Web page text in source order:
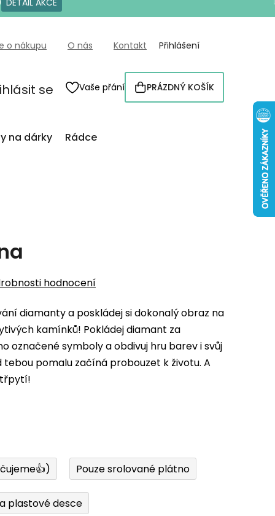
DETAIL AKCE
o nákupu O nás Kontakt Přihlášení
se Vaše přání
NÁKUPNÍ
KOŠÍK
PRÁZDNÝ KOŠÍK
na dárky Rádce
hodnocení
diamanty a poskládej si dokonalý obraz na
kamínků! Pokládej diamant za
označené symboly a obdivuj hru barev i svůj
pomalu začíná probouzet k životu. A
Pouze srolované plátno
plastové desce